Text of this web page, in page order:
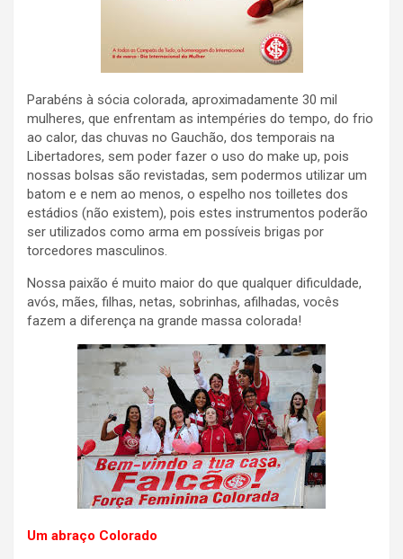
Parabéns à sócia colorada, aproximadamente 30 mil
mulheres, que enfrentam as intempéries do tempo, do frio
ao calor, das chuvas no Gauchão, dos temporais na
Libertadores, sem poder fazer o uso do make up, pois
nossas bolsas são revistadas, sem podermos utilizar um
batom e e nem ao menos, o espelho nos toilletes dos
estádios (não existem), pois estes instrumentos poderão
ser utilizados como arma em possíveis brigas por
torcedores masculinos.
Nossa paixão é muito maior do que qualquer dificuldade,
avós, mães, filhas, netas, sobrinhas, afilhadas, vocês
fazem a diferença na grande massa colorada!
Um abraço Colorado